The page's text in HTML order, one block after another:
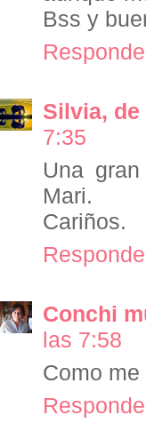
Bss y
Silvia,
7:35
Una
Mari.
Cariños.
Conchi
las 7:58
Como